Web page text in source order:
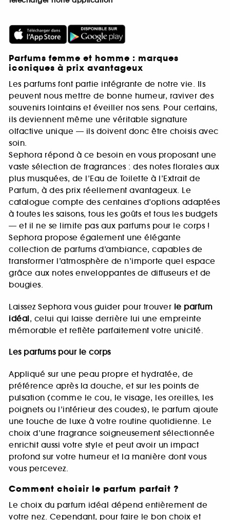
Parfums femme et homme : marques
iconiques à prix avantageux
Les parfums font partie intégrante de notre vie. Ils
peuvent nous mettre de bonne humeur, raviver des
souvenirs lointains et éveiller nos sens. Pour certains,
ils deviennent même une véritable signature
olfactive unique — ils doivent donc être choisis avec
soin.
Sephora répond à ce besoin en vous proposant une
vaste sélection de fragrances : des notes florales aux
plus musquées, de l’Eau de Toilette à l’Extrait de
Parfum, à des prix réellement avantageux. Le
catalogue compte des centaines d’options adaptées
à toutes les saisons, tous les goûts et tous les budgets
— et il ne se limite pas aux parfums pour le corps !
Sephora propose également une élégante
collection de parfums d’ambiance, capables de
transformer l’atmosphère de n’importe quel espace
grâce aux notes enveloppantes de diffuseurs et de
bougies.
Laissez Sephora vous guider pour trouver le parfum
idéal, celui qui laisse derrière lui une empreinte
mémorable et reflète parfaitement votre unicité.
Les parfums pour le corps
Appliqué sur une peau propre et hydratée, de
préférence après la douche, et sur les points de
pulsation (comme le cou, le visage, les oreilles, les
poignets ou l’intérieur des coudes), le parfum ajoute
une touche de luxe à votre routine quotidienne. Le
choix d’une fragrance soigneusement sélectionnée
enrichit aussi votre style et peut avoir un impact
profond sur votre humeur et la manière dont vous
vous percevez.
Comment choisir le parfum parfait ?
Le choix du parfum idéal dépend entièrement de
votre nez. Cependant, pour faire le bon choix et